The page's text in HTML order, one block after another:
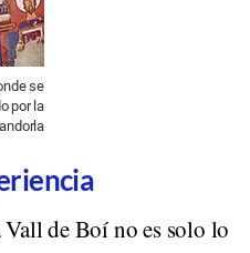
se
por la
de Boí no es solo lo